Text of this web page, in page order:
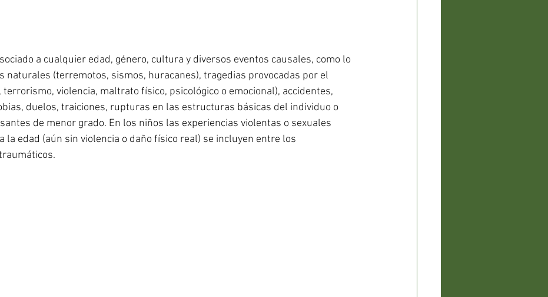
a cualquier edad, género, cultura y diversos eventos causales, como lo
naturales (terremotos, sismos, huracanes), tragedias provocadas por el
violencia, maltrato físico, psicológico o emocional), accidentes,
duelos, traiciones, rupturas en las estructuras básicas del individuo o
de menor grado. En los niños las experiencias violentas o sexuales
la edad (aún sin violencia o daño físico real) se incluyen entre los